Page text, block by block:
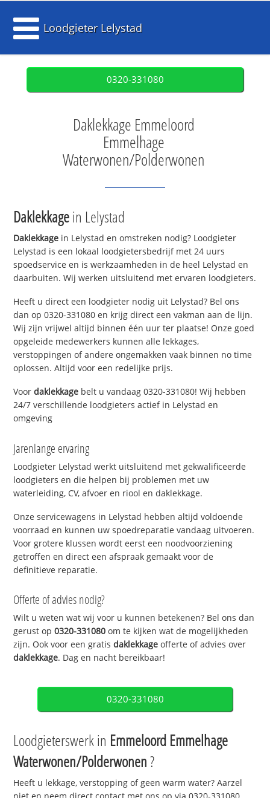
Loodgieter Lelystad
0320-331080
Daklekkage Emmeloord
Emmelhage
Waterwonen/Polderwonen
Daklekkagein Lelystad
Daklekkage in Lelystad en omstreken nodig? Loodgieter
Lelystad is een lokaal loodgietersbedrijf met 24 uurs
spoedservice en is werkzaamheden in de heel Lelystad en
daarbuiten. Wij werken uitsluitend met ervaren loodgieters.
Heeft u direct een loodgieter nodig uit Lelystad? Bel ons
dan op 0320-331080 en krijg direct een vakman aan de lijn.
Wij zijn vrijwel altijd binnen één uur ter plaatse! Onze goed
opgeleide medewerkers kunnen alle lekkages,
verstoppingen of andere ongemakken vaak binnen no time
oplossen. Altijd voor een redelijke prijs.
Voordaklekkage belt u vandaag 0320-331080! Wij hebben
24/7 verschillende loodgieters actief in Lelystad en
omgeving
Jarenlange ervaring
Loodgieter Lelystad werkt uitsluitend met gekwalificeerde
loodgieters en die helpen bij problemen met uw
waterleiding, CV, afvoer en riool en daklekkage.
Onze servicewagens in Lelystad hebben altijd voldoende
voorraad en kunnen uw spoedreparatie vandaag uitvoeren.
Voor grotere klussen wordt eerst een noodvoorziening
getroffen en direct een afspraak gemaakt voor de
definitieve reparatie.
Offerte of advies nodig?
Wilt u weten wat wij voor u kunnen betekenen? Bel ons dan
gerust op0320-331080 om te kijken wat de mogelijkheden
zijn. Ook voor een gratisdaklekkage offerte of advies over
daklekkage. Dag en nacht bereikbaar!
0320-331080
Loodgieterswerk in Emmeloord Emmelhage
Waterwonen/Polderwonen?
Heeft u lekkage, verstopping of geen warm water? Aarzel